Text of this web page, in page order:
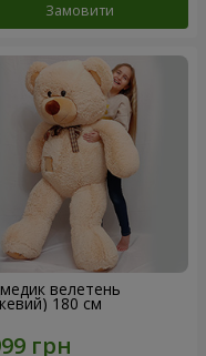
Замовити
велетень
180 см